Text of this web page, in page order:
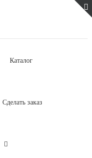
Каталог
Сделать заказ